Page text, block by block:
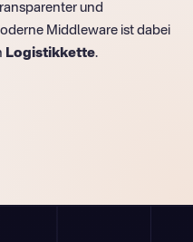
und
Middleware ist dabei
Logistikkette.